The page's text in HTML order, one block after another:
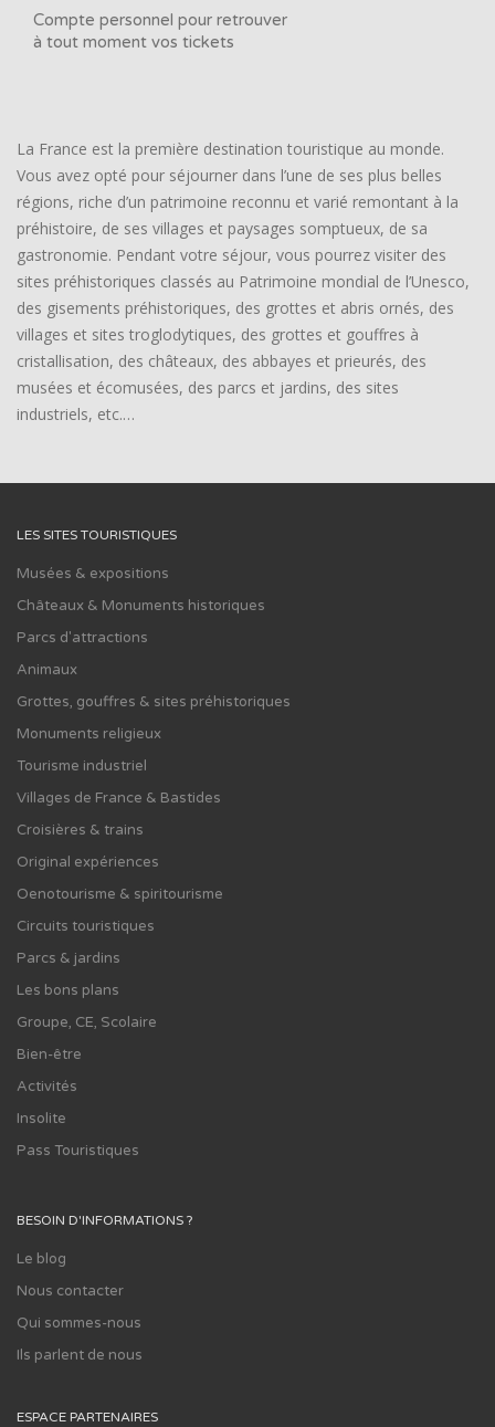
Compte personnel pour retrouver
à tout moment vos tickets
La France est la première destination touristique au monde.
Vous avez opté pour séjourner dans l’une de ses plus belles
régions, riche d’un patrimoine reconnu et varié remontant à la
préhistoire, de ses villages et paysages somptueux, de sa
gastronomie. Pendant votre séjour, vous pourrez visiter des
sites préhistoriques classés au Patrimoine mondial de l’Unesco,
des gisements préhistoriques, des grottes et abris ornés, des
villages et sites troglodytiques, des grottes et gouffres à
cristallisation, des châteaux, des abbayes et prieurés, des
musées et écomusées, des parcs et jardins, des sites
industriels, etc.…
LES SITES TOURISTIQUES
Musées & expositions
Châteaux & Monuments historiques
Parcs d'attractions
Animaux
Grottes, gouffres & sites préhistoriques
Monuments religieux
Tourisme industriel
Villages de France & Bastides
Croisières & trains
Original expériences
Oenotourisme & spiritourisme
Circuits touristiques
Parcs & jardins
Les bons plans
Groupe, CE, Scolaire
Bien-être
Activités
Insolite
Pass Touristiques
BESOIN D'INFORMATIONS ?
Le blog
Nous contacter
Qui sommes-nous
Ils parlent de nous
ESPACE PARTENAIRES